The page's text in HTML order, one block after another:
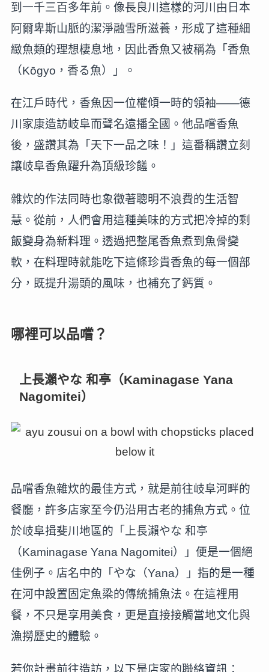
到一千三百多年前。像長良川這樣的河川由日本
阿爾卑斯山脈的潔淨融雪所滋養，形成了這種細
緻魚類的理想棲息地，因此香魚又被稱為「香魚
（Kōgyo，香る魚）」。
在江戶時代，香魚因一位權傾一時的領袖——德
川家康造訪岐阜而聲名遠播全國。他品嚐香魚
後，盛讚其為「天下一品之味！」這番稱讚立刻
讓岐阜香魚躍升為頂級珍饈。
雜炊的作法同時也象徵著聰明不浪費的生活智
慧。從前，人們會用這種美味的方式把冷掉的剩
飯變身為新料理。透過把整尾香魚煮到魚骨變
軟，在料理時就能吃下這條珍貴香魚的每一個部
分，既提升湯頭的風味，也補充了鈣質。
哪裡可以品嚐？
上長瀨やな 和亭（Kaminagase Yana
Nagomitei）
品嚐香魚雜炊的最佳方式，就是前往岐阜河畔的
餐廳，許多店家至今仍沿用古老的捕魚方式。位
於岐阜揖斐川地區的「上長瀨やな 和亭
（Kaminagase Yana Nagomitei）」便是一個絕
佳例子。店名中的「やな（Yana）」指的是一種
在河中設置固定魚梁的傳統捕魚法。在這裡用
餐，不只是享用美食，更是直接接觸當地文化與
漁撈歷史的體驗。
若你計畫前往造訪，以下是店家的聯絡資訊：